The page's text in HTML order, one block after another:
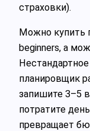
страховки).
Можно купить
beginners, а
планировщик
запишите 3–5
потратите
превращает